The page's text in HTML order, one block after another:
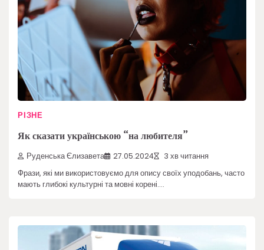
РІЗНЕ
Як сказати українською “на любителя”
Руденська Єлизавета 27.05.2024 3 хв читання
Фрази, які ми використовуємо для опису своїх уподобань, часто
мають глибокі культурні та мовні корені.…